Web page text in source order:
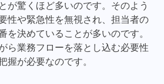
が驚くほど多いのです。そのよう
性や緊急性を無視され、担当者の
を決めていることが多いのです。
ら業務フローを落とし込む必要性
握が必要なのです。